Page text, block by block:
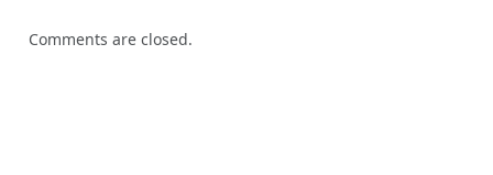
Comments are closed.